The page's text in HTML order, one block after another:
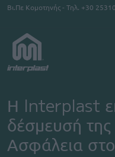
Παράκαμψη προς το
Βι.Πε Κομοτηνής - Τηλ. +30
Η Interplast
δέσμευσή της
Ασφάλεια